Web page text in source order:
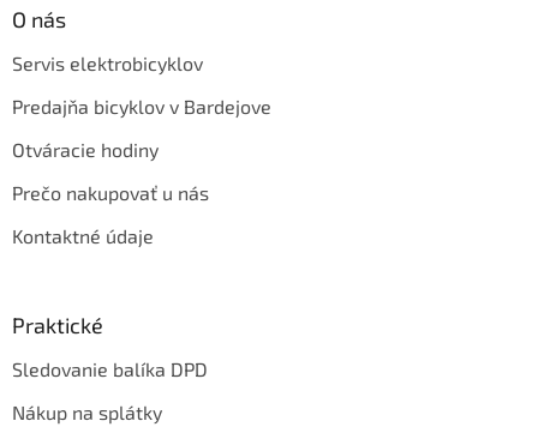
O nás
Servis elektrobicyklov
Predajňa bicyklov v Bardejove
Otváracie hodiny
Prečo nakupovať u nás
Kontaktné údaje
Praktické
Sledovanie balíka DPD
Nákup na splátky